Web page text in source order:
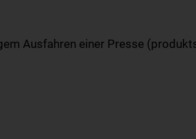
Ausfahren einer Presse